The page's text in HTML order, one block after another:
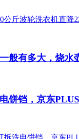
般有多大，烧水
饼铛，京东